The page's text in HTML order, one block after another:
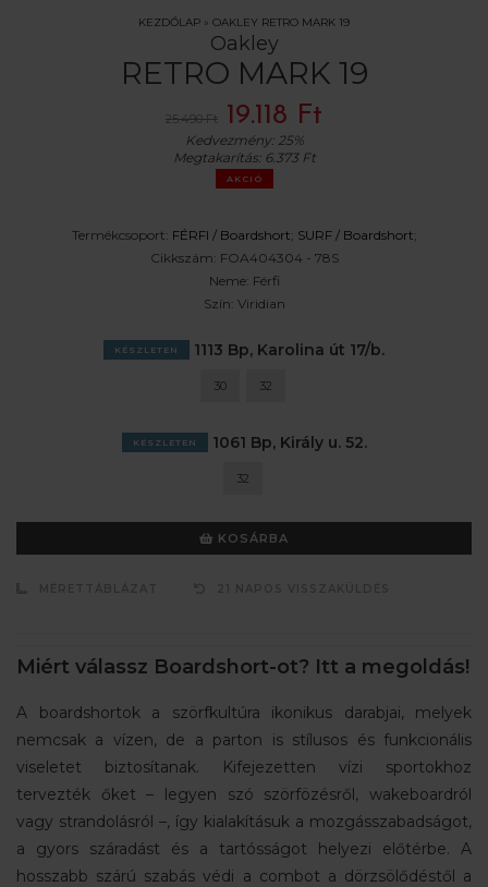
KEZDŐLAP » OAKLEY RETRO MARK 19
Oakley
RETRO MARK 19
25.490 Ft 19.118 Ft
Kedvezmény: 25%
Megtakarítás: 6.373 Ft
AKCIÓ
Termékcsoport: FÉRFI / Boardshort; SURF / Boardshort;
Cikkszám: FOA404304 - 78S
Neme: Férfi
Szín: Viridian
KÉSZLETEN 1113 Bp, Karolina út 17/b.
30 32
KÉSZLETEN 1061 Bp, Király u. 52.
32
KOSÁRBA
Miért válassz Boardshort-ot? Itt a megoldás!
A boardshortok a szörfkultúra ikonikus darabjai, melyek
nemcsak a vízen, de a parton is stílusos és funkcionális
viseletet biztosítanak. Kifejezetten vízi sportokhoz
tervezték őket – legyen szó szörfözésről, wakeboardról
vagy strandolásról –, így kialakításuk a mozgásszabadságot,
a gyors száradást és a tartósságot helyezi előtérbe. A
hosszabb szárú szabás védi a combot a dörzsölődéstől a